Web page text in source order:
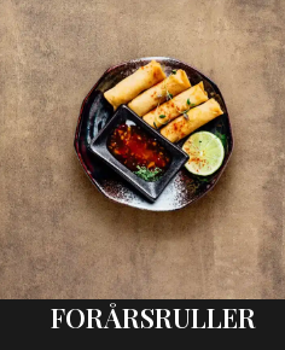
FORÅRSRULLER